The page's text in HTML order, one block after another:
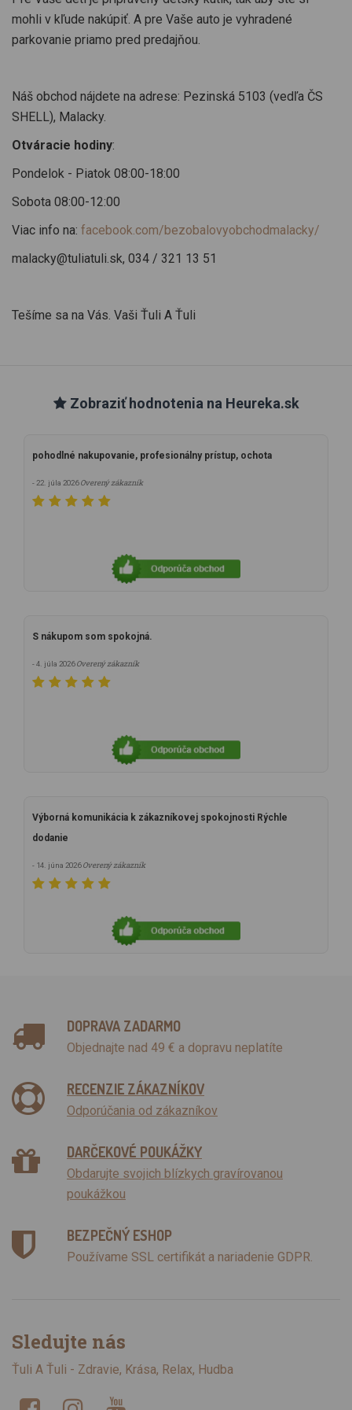
mohli v kľude nakúpiť. A pre Vaše auto je vyhradené
parkovanie priamo pred predajňou.
Náš obchod nájdete na adrese: Pezinská 5103 (vedľa ČS
SHELL), Malacky.
Otváracie hodiny:
Pondelok - Piatok 08:00-18:00
Sobota 08:00-12:00
Viac info na: facebook.com/bezobalovyobchodmalacky/
malacky@tuliatuli.sk, 034 / 321 13 51
Tešíme sa na Vás. Vaši Ťuli A Ťuli
Zobraziť hodnotenia na Heureka.sk
pohodlné nakupovanie, profesionálny prístup, ochota
- 22. júla 2026Overený zákazník
S nákupom som spokojná.
- 4. júla 2026Overený zákazník
Výborná komunikácia k zákazníkovej spokojnosti Rýchle
dodanie
- 14. júna 2026Overený zákazník
DOPRAVA ZADARMO
Objednajte nad 49 € a dopravu neplatíte
RECENZIE ZÁKAZNÍKOV
Odporúčania od zákazníkov
DARČEKOVÉ POUKÁŽKY
Obdarujte svojich blízkych gravírovanou
poukážkou
BEZPEČNÝ ESHOP
Používame SSL certifikát a nariadenie GDPR.
Sledujte nás
Ťuli A Ťuli - Zdravie, Krása, Relax, Hudba